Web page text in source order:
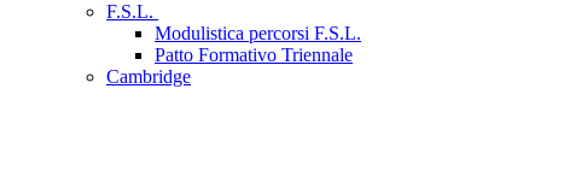
F.S.L.
Modulistica percorsi F.S.L.
Patto Formativo Triennale
Cambridge